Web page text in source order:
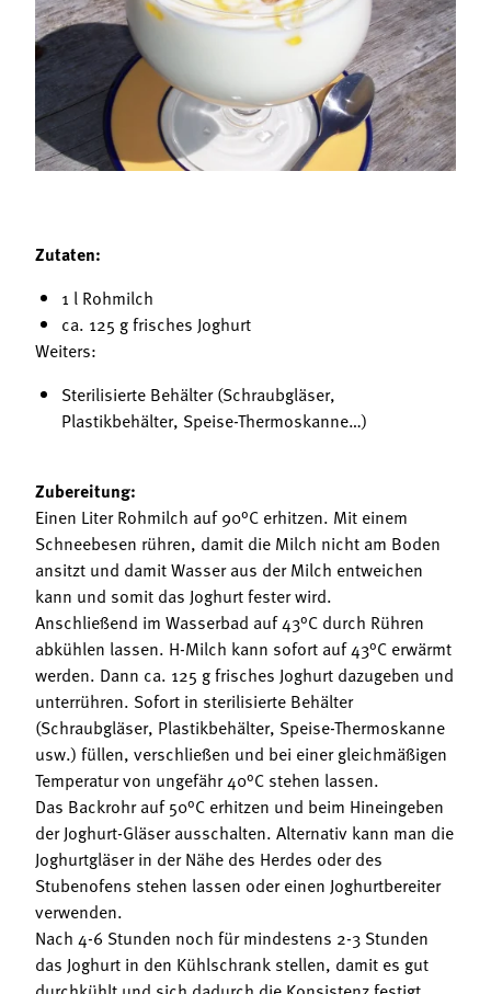
Mitgliedschaft
Landessekretariat
Bäuerliche Buffets
Hofgeschichten
Zutaten:
1 l Rohmilch
ca. 125 g frisches Joghurt
Weiters:
Sterilisierte Behälter (Schraubgläser,
Plastikbehälter, Speise-Thermoskanne…)
Zubereitung:
Einen Liter Rohmilch auf 90°C erhitzen. Mit einem
Schneebesen rühren, damit die Milch nicht am Boden
ansitzt und damit Wasser aus der Milch entweichen
kann und somit das Joghurt fester wird.
Anschließend im Wasserbad auf 43°C durch Rühren
abkühlen lassen. H-Milch kann sofort auf 43°C erwärmt
werden. Dann ca. 125 g frisches Joghurt dazugeben und
unterrühren. Sofort in sterilisierte Behälter
(Schraubgläser, Plastikbehälter, Speise-Thermoskanne
usw.) füllen, verschließen und bei einer gleichmäßigen
Temperatur von ungefähr 40°C stehen lassen.
Das Backrohr auf 50°C erhitzen und beim Hineingeben
der Joghurt-Gläser ausschalten. Alternativ kann man die
Joghurtgläser in der Nähe des Herdes oder des
Stubenofens stehen lassen oder einen Joghurtbereiter
verwenden.
Nach 4-6 Stunden noch für mindestens 2-3 Stunden
das Joghurt in den Kühlschrank stellen, damit es gut